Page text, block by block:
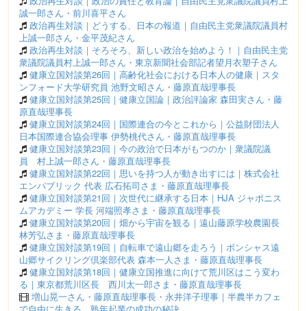
誠一郎さん・前川喜平さん
政治再生対談｜どうする、日本の報道｜自由民主党衆議院議員村
上誠一郎さん・金平茂紀さん
政治再生対談｜そろそろ、新しい政治を始めよう！｜自由民主党
衆議院議員村上誠一郎さん・東京新聞社会部記者望月衣塑子さん
健康立国対談第26回｜高齢化社会における日本人の健康｜スタ
ンフォード大学研究員 池野文昭さん・藤原直哉理事長
健康立国対談第25回｜健康立国論｜政治評論家 森田実さん・藤
原直哉理事長
健康立国対談第24回｜国際連合の今とこれから｜公益財団法人
日本国際連合協会理事 伊勢桃代さん・藤原直哉理事長
健康立国対談第23回｜今の政治で日本がもつのか｜衆議院議
員 村上誠一郎さん・藤原直哉理事長
健康立国対談第22回｜思いを持つ人が動き出すには｜株式会社
エンパブリック 代表 広石拓司さま・藤原直哉理事長
健康立国対談第21回｜次世代に継承する日本｜HJA ジャポニス
ムアカデミー 学長 河端照孝さま・藤原直哉理事長
健康立国対談第20回｜畑から宇宙を観る｜遠山藤原学校農園長
林芳弘さま・藤原直哉理事長
健康立国対談第19回｜自転車で遠山郷を走ろう｜ボンシャス遠
山郷サイクリング倶楽部代表 森本一人さま・藤原直哉理事長
健康立国対談第18回｜健康立国推進に向けて荒川区はこう変わ
る｜東京都荒川区長 西川太一郎さま・藤原直哉理事長
増山晃一さん・藤原直哉理事長・永井洋子理事｜半農半カフェ